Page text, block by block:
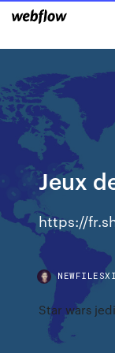
Jeux
https://
Star wars